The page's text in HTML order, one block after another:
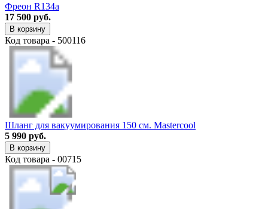
Фреон R134a
17 500 руб.
В корзину
Код товара - 500116
Шланг для вакуумирования 150 см. Mastercool
5 990 руб.
В корзину
Код товара - 00715